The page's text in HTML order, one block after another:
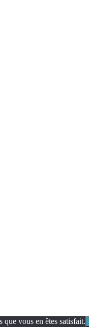
vous en êtes satisfait.